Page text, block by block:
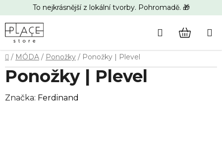
na
obsah
To nejkrásnější z lokální tvorby. Pohromadě. 🎁
Hledat
Domů
/ MÓDA / Ponožky / Ponožky | Plevel
Ponožky | Plevel
Značka: Ferdinand